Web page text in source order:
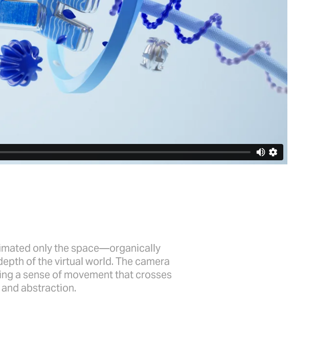
only the space—organically
of the virtual world. The camera
a sense of movement that crosses
abstraction.